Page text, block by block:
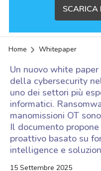
SCARICA
Home Whitepaper
Un nuovo white
della cybersecurity
uno dei settori più
informatici.
manomissioni OT
Il documento
proattivo basato su
intelligence e
15 Settembre 2025